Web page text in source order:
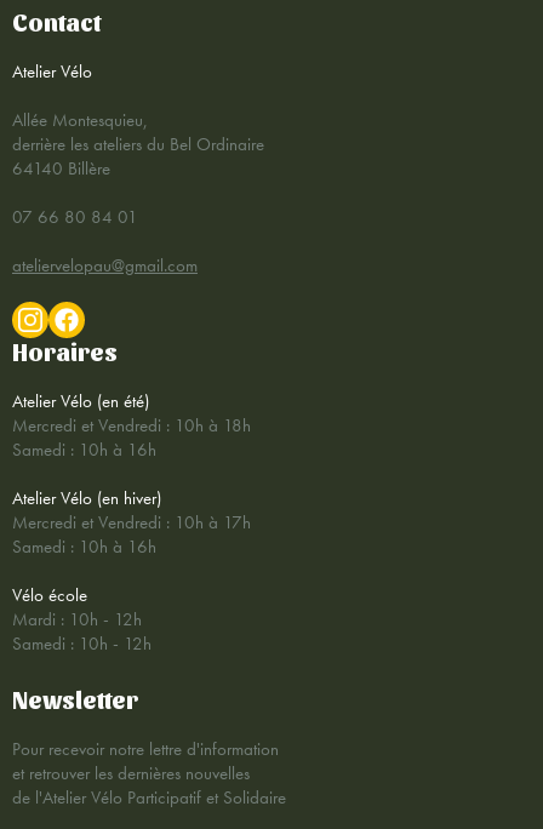
Contact
Atelier Vélo
Allée Montesquieu,
derrière les ateliers du Bel Ordinaire
64140 Billère
07 66 80 84 01
ateliervelopau@gmail.com
Horaires
Atelier Vélo (en été)
Mercredi et Vendredi : 10h à 18h
Samedi : 10h à 16h
Atelier Vélo (en hiver)
Mercredi et Vendredi : 10h à 17h
Samedi : 10h à 16h
Vélo école
Mardi : 10h - 12h
Samedi : 10h - 12h
Newsletter
Pour recevoir notre lettre d'information
et retrouver les dernières nouvelles
de l'Atelier Vélo Participatif et Solidaire